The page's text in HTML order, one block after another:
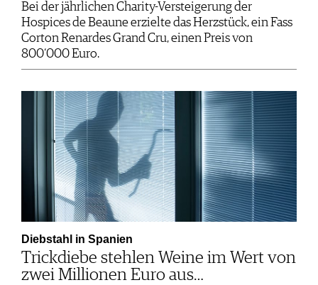
Bei der jährlichen Charity-Versteigerung der
Hospices de Beaune erzielte das Herzstück, ein Fass
Corton Renardes Grand Cru, einen Preis von
800‘000 Euro.
Diebstahl in Spanien
Trickdiebe stehlen Weine im Wert von
zwei Millionen Euro aus…